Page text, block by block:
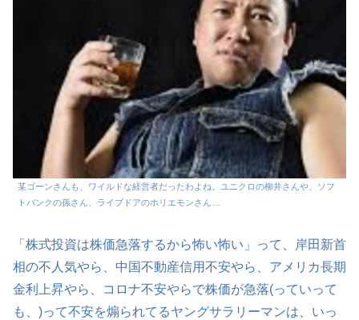
某ゴーンさんも、ワイルドな経営者だったわよね。ユニクロの柳井さんや、ソフ
トバンクの孫さん、ライブドアのホリエモンさん…
「株式投資は株価急落するから怖い怖い」って、岸田新首
相の不人気やら、中国不動産信用不安やら、アメリカ長期
金利上昇やら、コロナ不安やらで株価が急落(っていって
も、)って不安を煽られてるヤングサラリーマンは、いっ